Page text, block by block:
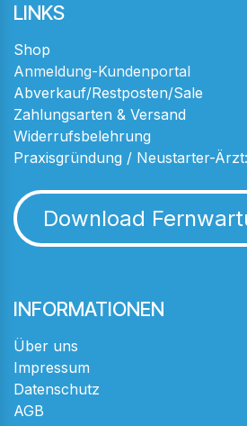
LINKS
Shop
Anmeldung-Kundenportal
Abverkauf/Restposten/Sale
Zahlungsarten & Versand
Widerrufsbelehrung
Praxisgründung / Neustarter-
Download
INFORMATIONEN
Über uns
Impressum
Datenschutz
AGB